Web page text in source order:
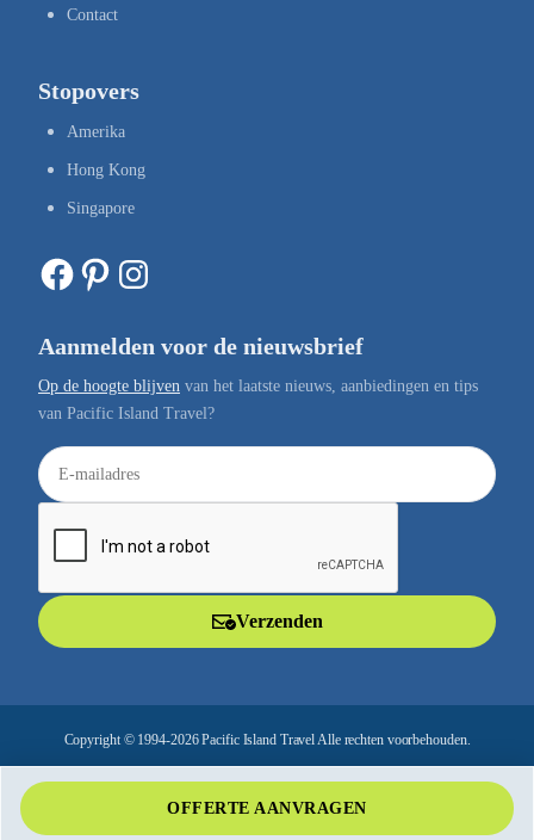
Contact
Stopovers
Amerika
Hong Kong
Singapore
Facebook Pinterest Instagram
Aanmelden voor de nieuwsbrief
Op de hoogte blijven van het laatste nieuws, aanbiedingen en tips
van Pacific Island Travel?
E
-
a
Verzenden
Copyright © 1994-2026 Pacific Island Travel Alle rechten voorbehouden.
OFFERTE AANVRAGEN